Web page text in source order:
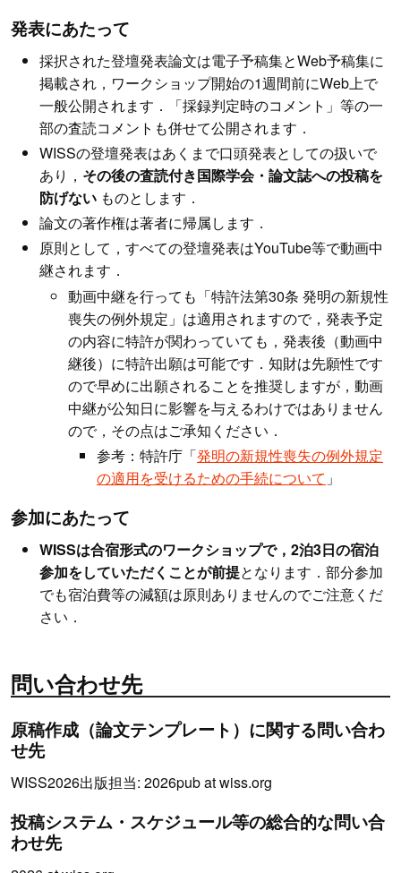
発表にあたって
採択された登壇発表論文は電子予稿集とWeb予稿集に
掲載され，ワークショップ開始の1週間前にWeb上で
一般公開されます．「採録判定時のコメント」等の一
部の査読コメントも併せて公開されます．
WISSの登壇発表はあくまで口頭発表としての扱いで
あり， その後の査読付き国際学会・論文誌への投稿を
防げない ものとします．
論文の著作権は著者に帰属します．
原則として，すべての登壇発表はYouTube等で動画中
継されます．
動画中継を行っても「特許法第30条 発明の新規性
喪失の例外規定」は適用されますので，発表予定
の内容に特許が関わっていても，発表後（動画中
継後）に特許出願は可能です．知財は先願性です
ので早めに出願されることを推奨しますが，動画
中継が公知日に影響を与えるわけではありません
ので，その点はご承知ください．
参考：特許庁「発明の新規性喪失の例外規定
の適用を受けるための手続について 」
参加にあたって
WISSは合宿形式のワークショップで，2泊3日の宿泊
参加をしていただくことが前提となります．部分参加
でも宿泊費等の減額は原則ありませんのでご注意くだ
さい．
問い合わせ先
原稿作成（論文テンプレート）に関する問い合わ
せ先
WISS2026出版担当: 2026pub at wiss.org
投稿システム・スケジュール等の総合的な問い合
わせ先